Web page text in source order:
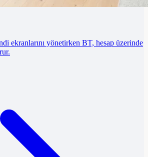
ekranlarını yönetirken BT, hesap üzerinde